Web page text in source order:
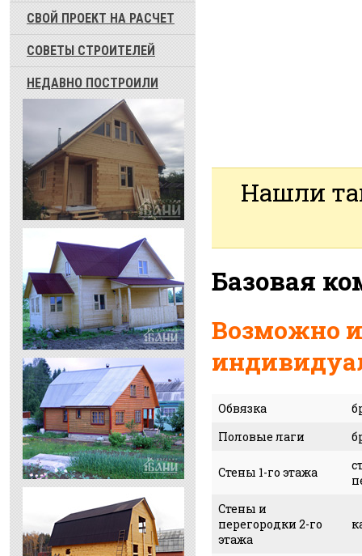
СВОЙ ПРОЕКТ НА РАСЧЕТ
СОВЕТЫ СТРОИТЕЛЕЙ
НЕДАВНО ПОСТРОИЛИ
Нашли
Базовая
Возможно
Обвязка
Половые лаги
Стены 1-го этажа
Стены и
перегородки 2-го
этажа